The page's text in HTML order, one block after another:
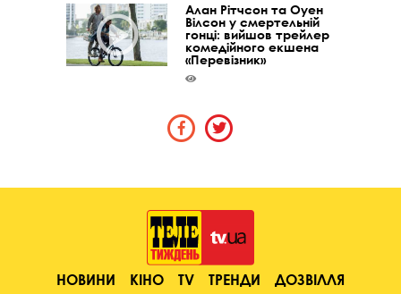
Алан Рітчсон та Оуен
Вілсон у смертельній
гонці: вийшов трейлер
комедійного екшена
«Перевізник»
НОВИНИ КІНО TV ТРЕНДИ
ДОЗВІЛЛЯ